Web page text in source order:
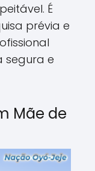
É
prévia e
segura e
Mãe de